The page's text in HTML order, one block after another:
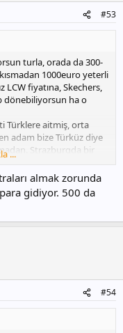
#53
turla, orada da 300-
1000euro yeterli
LCW fiyatına, Skechers,
dönebiliyorsun ha o
Türklere aitmiş, orta
adam bize Türküz diye
Strazburgda bir
1 günlük almıştık
günü de aldık. 2 aile
uçuk olmuyor sanki.
yapılıyor 50euro
20 Euro'ya
dönün gidin
10 Euro'ya alan da
...
almak zorunda
gidiyor. 500 da
#54